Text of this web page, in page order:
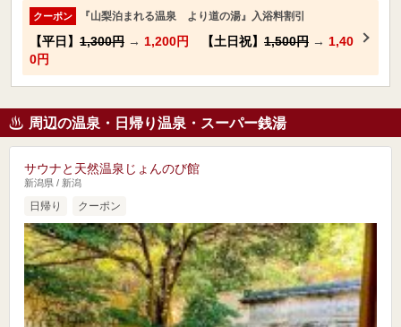
クーポン 『山梨泊まれる温泉 より道の湯』入浴料割引
【平日】 1,300円 → 1,200円 【土日祝】 1,500円 → 1,40
0円
周辺の温泉・日帰り温泉・スーパー銭湯
サウナと天然温泉じょんのび館
新潟県 / 新潟
日帰り クーポン